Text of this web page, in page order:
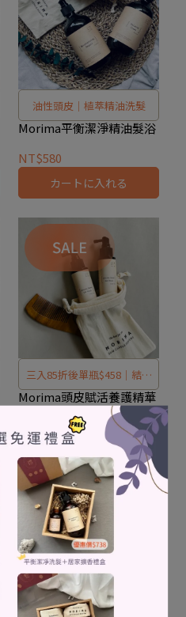
油性頭皮｜植萃精油洗髮
Morima平衡潔淨精油髮浴
NT$580
カートに入れる
三入85折後單瓶$458｜結帳
系統自動折
Morima頭皮賦活養護精華
液
カートに入れる